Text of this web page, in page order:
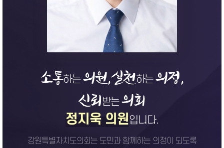
소통하는의원,실천하는의정,
신뢰받는의회
정지욱 의원입니다.
강원특별자치도의회는 도민과 함께하는 의정이 되도록